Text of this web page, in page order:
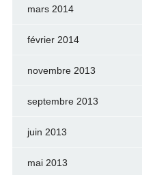
mars 2014
février 2014
novembre 2013
septembre 2013
juin 2013
mai 2013